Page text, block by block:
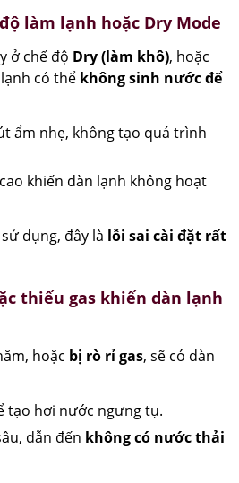
làm lạnh hoặc Dry Mode
ở chế độ Dry (làm khô), hoặc
có thể không sinh nước để
ẩm nhẹ, không tạo quá trình
khiến dàn lạnh không hoạt
dụng, đây là lỗi sai cài đặt rất
thiếu gas khiến dàn lạnh
hoặc bị rò rỉ gas, sẽ có dàn
tạo hơi nước ngưng tụ.
dẫn đến không có nước thải